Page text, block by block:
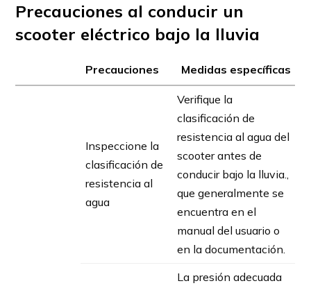
Precauciones al conducir un
scooter eléctrico bajo la lluvia
Precauciones Medidas específicas
Inspeccione la
clasificación de
resistencia al
agua
Verifique la
clasificación de
resistencia al agua del
scooter antes de
conducir bajo la lluvia.,
que generalmente se
encuentra en el
manual del usuario o
en la documentación.
La presión adecuada